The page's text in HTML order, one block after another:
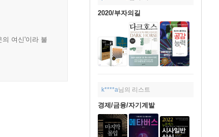
2020/부자의길
k****a님의 리스트
경제/금융/자기계발
여신'이라 불